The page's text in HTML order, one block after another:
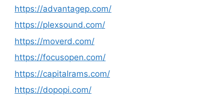
https://advantagep.com/
https://plexsound.com/
https://moverd.com/
https://focusopen.com/
https://capitalrams.com/
https://dopopi.com/